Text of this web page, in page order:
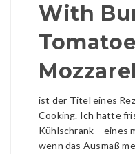
With
ist der Titel eines
Cooking. Ich hatte
Kühlschrank – eines
wenn das Ausmaß